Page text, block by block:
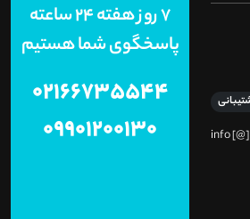
info
7 روز هفته 24 ساعته
پاسخگوی شما هستیم
02166735544
09901200130